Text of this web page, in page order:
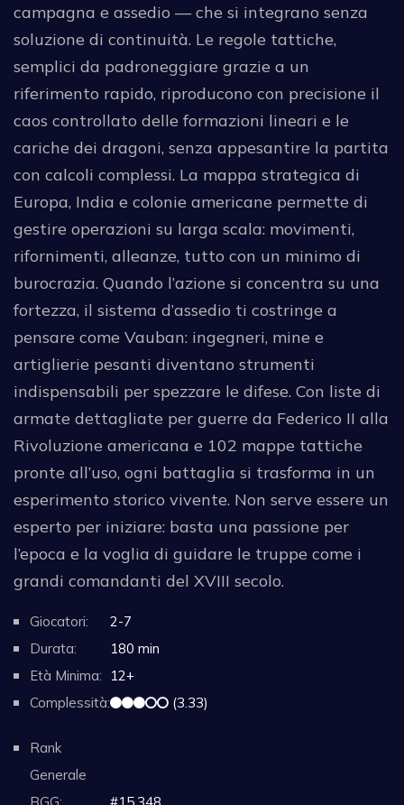
campagna e assedio — che si integrano senza
soluzione di continuità. Le regole tattiche,
semplici da padroneggiare grazie a un
riferimento rapido, riproducono con precisione il
caos controllato delle formazioni lineari e le
cariche dei dragoni, senza appesantire la partita
con calcoli complessi. La mappa strategica di
Europa, India e colonie americane permette di
gestire operazioni su larga scala: movimenti,
rifornimenti, alleanze, tutto con un minimo di
burocrazia. Quando l’azione si concentra su una
fortezza, il sistema d’assedio ti costringe a
pensare come Vauban: ingegneri, mine e
artiglierie pesanti diventano strumenti
indispensabili per spezzare le difese. Con liste di
armate dettagliate per guerre da Federico II alla
Rivoluzione americana e 102 mappe tattiche
pronte all’uso, ogni battaglia si trasforma in un
esperimento storico vivente. Non serve essere un
esperto per iniziare: basta una passione per
l’epoca e la voglia di guidare le truppe come i
grandi comandanti del XVIII secolo.
Giocatori:
2-7
Durata:
180 min
Età Minima:
12+
Complessità:
(3.33)
Rank
Generale
BGG:
#15,348